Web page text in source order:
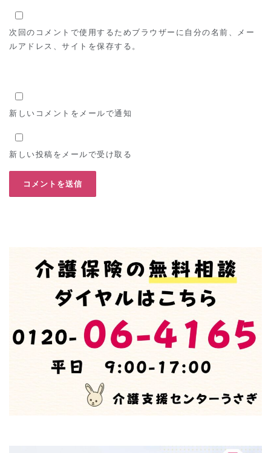
次回のコメントで使用するためブラウザーに自分の名前、メー
ルアドレス、サイトを保存する。
新しいコメントをメールで通知
新しい投稿をメールで受け取る